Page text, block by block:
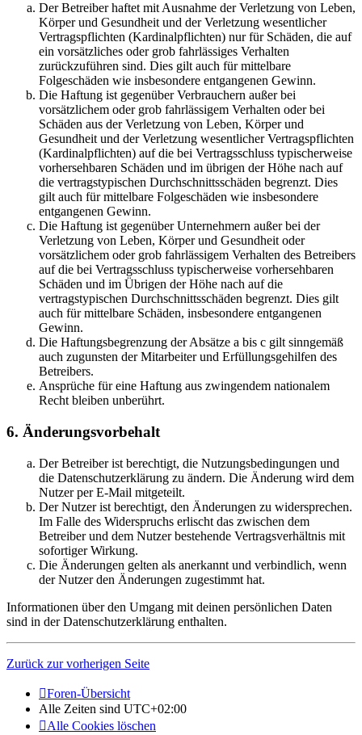
Der Betreiber haftet mit Ausnahme der Verletzung von Leben,
Körper und Gesundheit und der Verletzung wesentlicher
Vertragspflichten (Kardinalpflichten) nur für Schäden, die auf
ein vorsätzliches oder grob fahrlässiges Verhalten
zurückzuführen sind. Dies gilt auch für mittelbare
Folgeschäden wie insbesondere entgangenen Gewinn.
Die Haftung ist gegenüber Verbrauchern außer bei
vorsätzlichem oder grob fahrlässigem Verhalten oder bei
Schäden aus der Verletzung von Leben, Körper und
Gesundheit und der Verletzung wesentlicher Vertragspflichten
(Kardinalpflichten) auf die bei Vertragsschluss typischerweise
vorhersehbaren Schäden und im übrigen der Höhe nach auf
die vertragstypischen Durchschnittsschäden begrenzt. Dies
gilt auch für mittelbare Folgeschäden wie insbesondere
entgangenen Gewinn.
Die Haftung ist gegenüber Unternehmern außer bei der
Verletzung von Leben, Körper und Gesundheit oder
vorsätzlichem oder grob fahrlässigem Verhalten des Betreibers
auf die bei Vertragsschluss typischerweise vorhersehbaren
Schäden und im Übrigen der Höhe nach auf die
vertragstypischen Durchschnittsschäden begrenzt. Dies gilt
auch für mittelbare Schäden, insbesondere entgangenen
Gewinn.
Die Haftungsbegrenzung der Absätze a bis c gilt sinngemäß
auch zugunsten der Mitarbeiter und Erfüllungsgehilfen des
Betreibers.
Ansprüche für eine Haftung aus zwingendem nationalem
Recht bleiben unberührt.
6. Änderungsvorbehalt
Der Betreiber ist berechtigt, die Nutzungsbedingungen und
die Datenschutzerklärung zu ändern. Die Änderung wird dem
Nutzer per E-Mail mitgeteilt.
Der Nutzer ist berechtigt, den Änderungen zu widersprechen.
Im Falle des Widerspruchs erlischt das zwischen dem
Betreiber und dem Nutzer bestehende Vertragsverhältnis mit
sofortiger Wirkung.
Die Änderungen gelten als anerkannt und verbindlich, wenn
der Nutzer den Änderungen zugestimmt hat.
Informationen über den Umgang mit deinen persönlichen Daten
sind in der Datenschutzerklärung enthalten.
Zurück zur vorherigen Seite
Foren-Übersicht
Alle Zeiten sind UTC+02:00
Alle Cookies löschen